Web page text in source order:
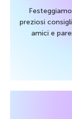
preziosi
amici e